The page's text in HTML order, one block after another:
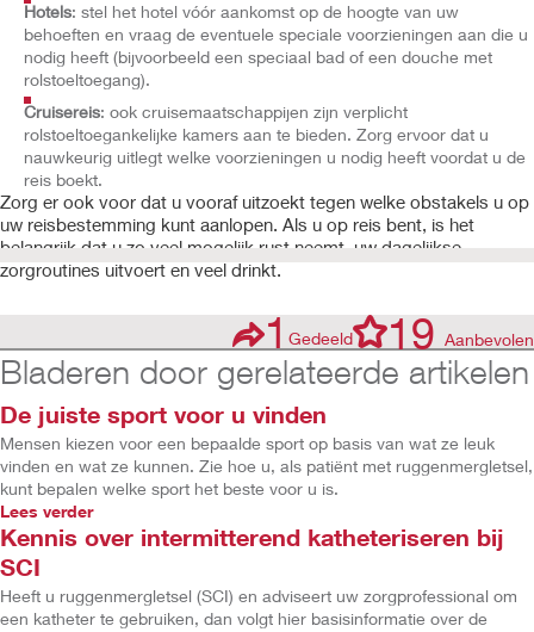
Hotels: stel het hotel vóór aankomst op de hoogte van uw
behoeften en vraag de eventuele speciale voorzieningen aan die u
nodig heeft (bijvoorbeeld een speciaal bad of een douche met
rolstoeltoegang).
Cruisereis: ook cruisemaatschappijen zijn verplicht
rolstoeltoegankelijke kamers aan te bieden. Zorg ervoor dat u
nauwkeurig uitlegt welke voorzieningen u nodig heeft voordat u de
reis boekt.
Zorg er ook voor dat u vooraf uitzoekt tegen welke obstakels u op
uw reisbestemming kunt aanlopen. Als u op reis bent, is het
belangrijk dat u zo veel mogelijk rust neemt, uw dagelijkse
zorgroutines uitvoert en veel drinkt.
1Gedeeld 19 Aanbevolen
Bladeren door gerelateerde artikelen
De juiste sport voor u vinden
Mensen kiezen voor een bepaalde sport op basis van wat ze leuk
vinden en wat ze kunnen. Zie hoe u, als patiënt met ruggenmergletsel,
kunt bepalen welke sport het beste voor u is.
Lees verder
Kennis over intermitterend katheteriseren bij
SCI
Heeft u ruggenmergletsel (SCI) en adviseert uw zorgprofessional om
een katheter te gebruiken, dan volgt hier basisinformatie over de